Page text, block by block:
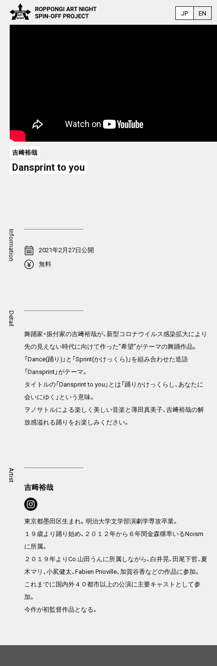
JP EN
吉﨑裕哉
Dansprint to you
Information
2021年2月27日公開
無料
Detail
舞踊家・振付家の吉﨑裕哉が、新型コロナウイルス感染拡大により
先の見えない時代に向けて作った”希望”がテーマの舞踊作品。
「Dance(踊り)」と「Sprint(かけっくら)」を組み合わせた造語
「Dansprint」がテーマ。
タイトルの「Dansprint to you」とは「踊りかけっくらし、あなたに
会いにゆく」という意味。
ヲノサトルによる楽しく美しい音楽と薄田真美子、吉﨑裕哉の解
放感溢れる踊りをお楽しみください。
Artist
吉﨑裕哉
東京都墨田区生まれ。明治大学文学部演劇学専攻卒業。
１９歳より踊り始め、２０１２年から６年間金森穣率いるNoism
に所属。
２０１９年よりCo.山田うんに所属しながら、白井晃、田尾下哲、夏
木マリ、小㞍健太、Fabien Prioville、加賀谷香などの作品に参加。
これまでに国内外４０都市以上の公演に主要キャストとして参
加。
今作が初監督作品となる。